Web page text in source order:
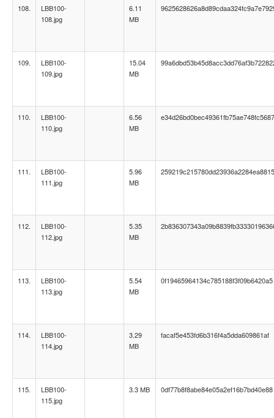
108.
LBB100-
108.jpg
6.11
MB
109.
LBB100-
109.jpg
15.04
MB
110.
LBB100-
110.jpg
6.56
MB
e34d26bd0bec49361fb75ae748fc5687
111.
LBB100-
111.jpg
5.96
MB
112.
LBB100-
112.jpg
5.35
MB
113.
LBB100-
113.jpg
5.54
MB
0f19465964134c785188f3f09b6420a5
114.
LBB100-
114.jpg
3.29
MB
facaf5e453fd6b316f4a5dda609861af
115.
LBB100-
115.jpg
3.3 MB 0df77b8f8abe84e05a2ef16b7bd40e88